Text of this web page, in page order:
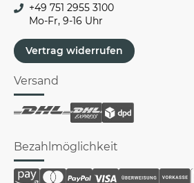
+49 751 2955 3100
Mo-Fr, 9-16 Uhr
Vertrag widerrufen
Versand
Bezahlmöglichkeit